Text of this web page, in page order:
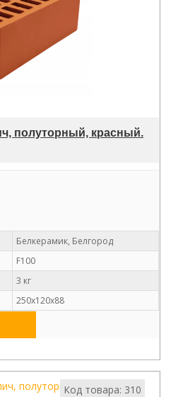
полуторный, красный.
Белкерамик, Белгород
F100
3 кг
250х120х88
Код товара: 310